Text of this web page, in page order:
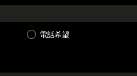
電話希望